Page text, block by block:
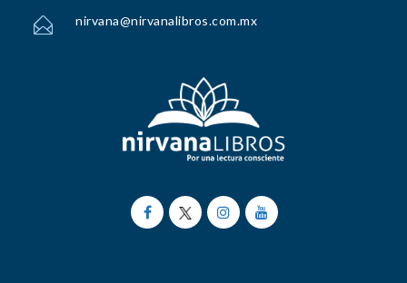
nirvana@nirvanalibros.com.mx